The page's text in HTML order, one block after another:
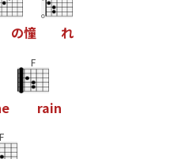
の憧 れ
e
F
rain
F